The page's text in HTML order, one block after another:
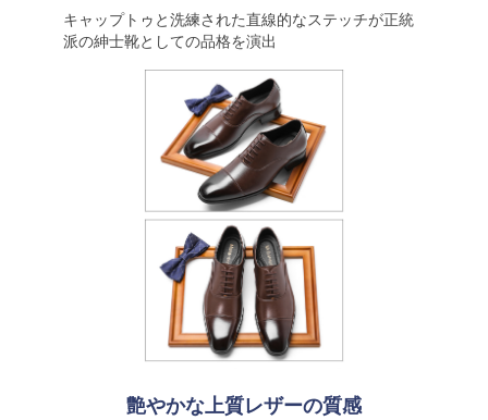
キャップトゥと洗練された直線的なステッチが正統
派の紳士靴としての品格を演出
艶やかな上質レザーの質感